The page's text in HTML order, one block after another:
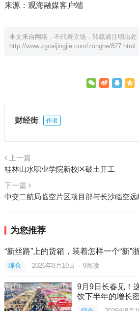
来源：观海融媒客户端
本文来自网络，不代表立场，转载请注明出处
http://www.zgcaijingjie.com/zonghe/827.html
财经街 作者
上一篇
桂林山水职业学院新校区破土开工
下一篇
为您推荐
“新丝路”上的货箱，装着怎样一个“新”
综合 2026年8月10日 · 9阅读
9月9日长春见！
饮下半年的增长